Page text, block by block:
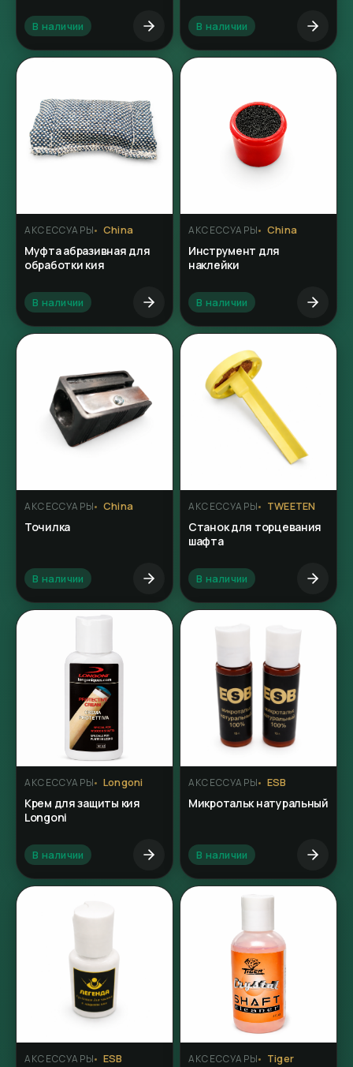
В наличии В наличии
АКСЕССУАРЫ China
Муфта абразивная для
обработки кия
В наличии
АКСЕССУАРЫ China
Инструмент для
наклейки
В наличии
АКСЕССУАРЫ China
Точилка
В наличии
АКСЕССУАРЫ TWEETEN
Станок для торцевания
шафта
В наличии
АКСЕССУАРЫ Longoni
Крем для защиты кия
Longoni
В наличии
АКСЕССУАРЫ ESB
Микротальк натуральный
В наличии
АКСЕССУАРЫ ESB АКСЕССУАРЫ Tiger